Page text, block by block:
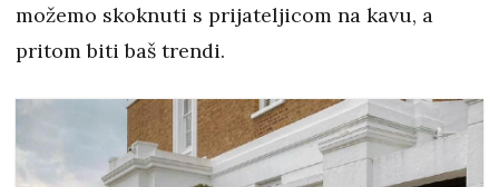
možemo skoknuti s prijateljicom na kavu, a
pritom biti baš trendi.